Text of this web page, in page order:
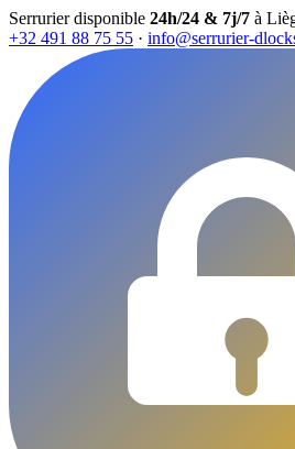
Serrurier disponible 24h/24 & 7j/7 à
+32 491 88 75 55 · info@serrurier-